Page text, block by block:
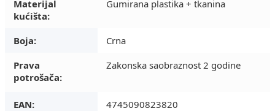
Materijal
kućišta:
Gumirana plastika + tkanina
Boja:
Crna
Prava
potrošača:
Zakonska saobraznost 2 godine
EAN: 4745090823820